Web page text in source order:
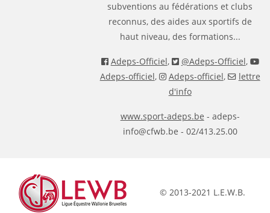
subventions au fédérations et clubs
reconnus, des aides aux sportifs de
haut niveau, des formations...
Adeps-Officiel, @Adeps-Officiel,
Adeps-officiel, Adeps-officiel,
lettre
d'info
www.sport-adeps.be - adeps-
info@cfwb.be - 02/413.25.00
© 2013-2021 L.E.W.B.